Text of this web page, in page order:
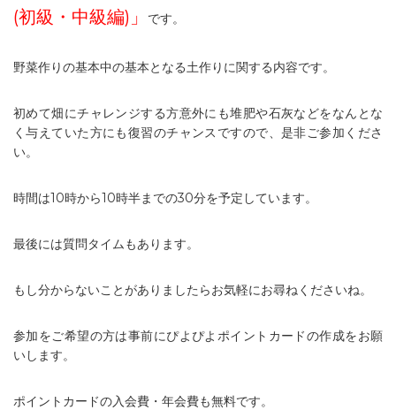
(初級・中級編)」
です。
野菜作りの基本中の基本となる土作りに関する内容です。
初めて畑にチャレンジする方意外にも堆肥や石灰などをなんとな
く与えていた方にも復習のチャンスですので、是非ご参加くださ
い。
時間は10時から10時半までの30分を予定しています。
最後には質問タイムもあります。
もし分からないことがありましたらお気軽にお尋ねくださいね。
参加をご希望の方は事前にぴよぴよポイントカードの作成をお願
いします。
ポイントカードの入会費・年会費も無料です。